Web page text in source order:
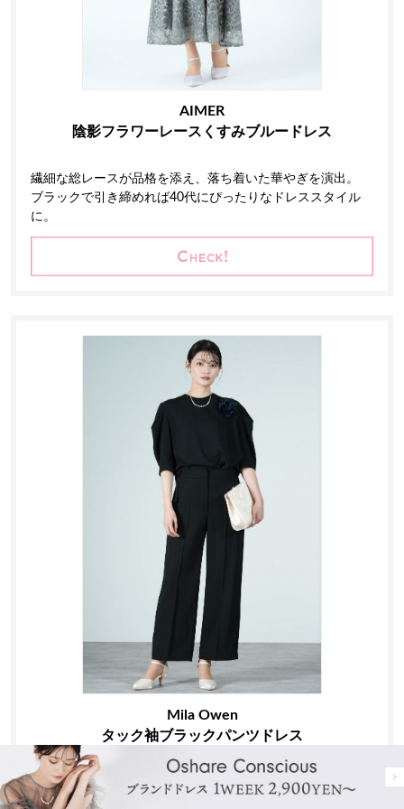
AIMER
陰影フラワーレースくすみブルードレス
繊細な総レースが品格を添え、落ち着いた華やぎを演出。
ブラックで引き締めれば40代にぴったりなドレススタイル
に。
Mila Owen
タック袖ブラックパンツドレス
シャープなシルエットに程よい華やかさを添えるパンツドレ
ス。